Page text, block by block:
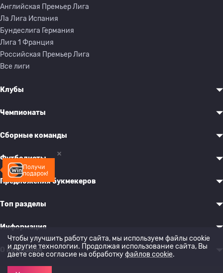
Получи
подарок!
Английская Премьер Лига
Ла Лига Испания
Бундеслига Германия
Лига 1 Франция
Российская Премьер Лига
Все лиги
Клубы
Чемпионаты
Сборные команды
Футболисты
Предложения букмекеров
Топ разделы
Информация
О компании
Чтобы улучшить работу сайта, мы используем файлы cookie
и другие технологии. Продолжая использование сайта, Вы
даете свое согласие на обработкуфайлов cookie.